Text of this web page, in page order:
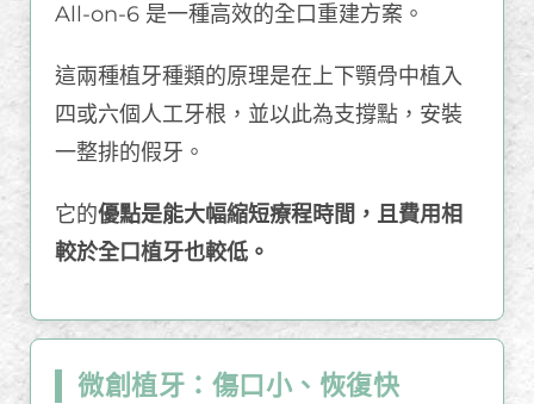
All-on-6 是一種高效的全口重建方案。
這兩種植牙種類的原理是在上下顎骨中植入
四或六個人工牙根，並以此為支撐點，安裝
一整排的假牙。
它的優點是能大幅縮短療程時間，且費用相
較於全口植牙也較低。
微創植牙：傷口小、恢復快